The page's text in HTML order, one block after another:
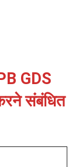
GDS
संबंधित